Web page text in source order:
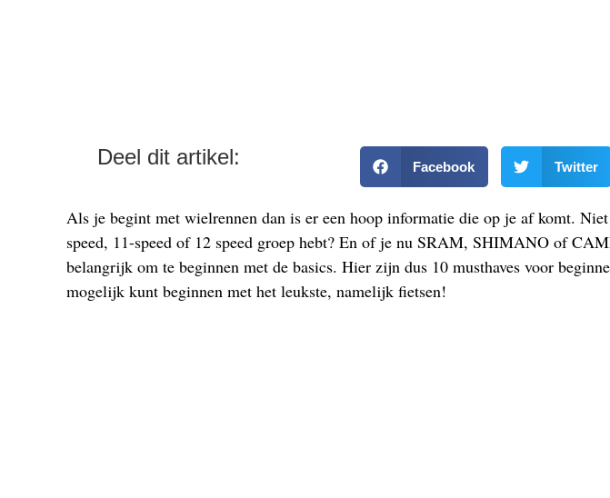
Deel dit artikel: Facebook Twitter
Als je begint met wielrennen dan is er een hoop informatie die op je af komt.
speed, 11-speed of 12 speed groep hebt? En of je nu SRAM, SHIMANO of
belangrijk om te beginnen met de basics. Hier zijn dus 10 musthaves voor
mogelijk kunt beginnen met het leukste, namelijk fietsen!